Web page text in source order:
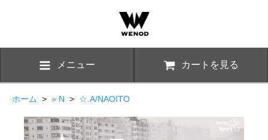
メニュー カートを見る
ホーム > » N > ☆.A/NAOITO